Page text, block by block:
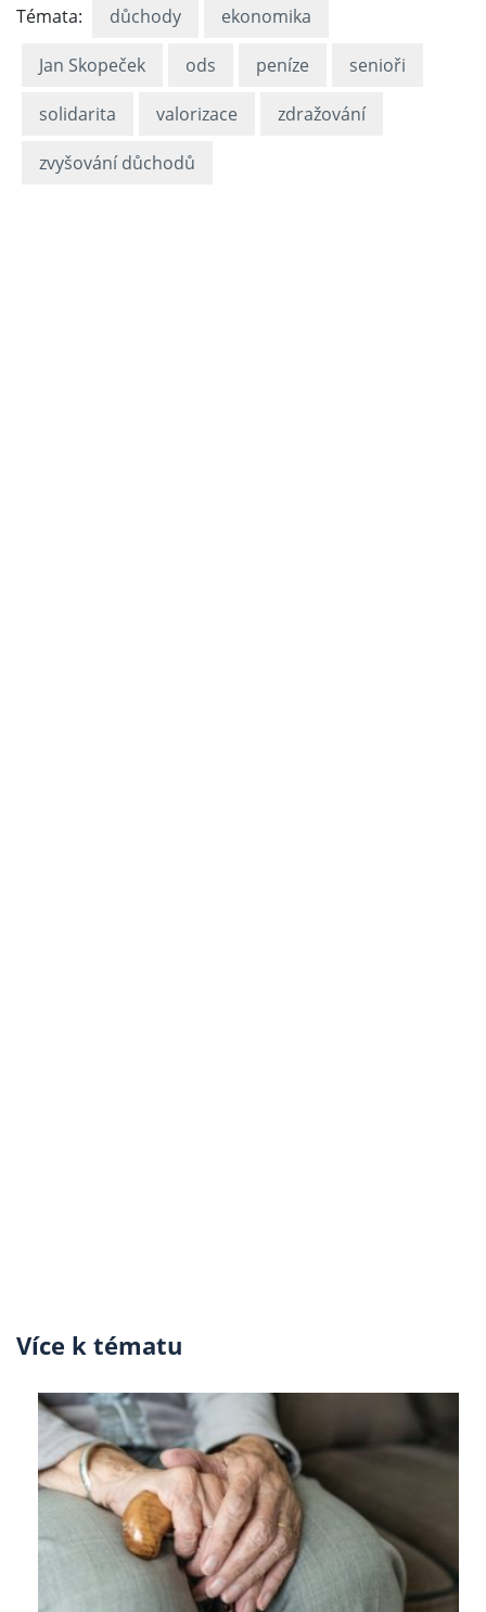
Témata: důchody ekonomika
Jan Skopeček ods peníze senioři
solidarita valorizace zdražování
zvyšování důchodů
Více k tématu